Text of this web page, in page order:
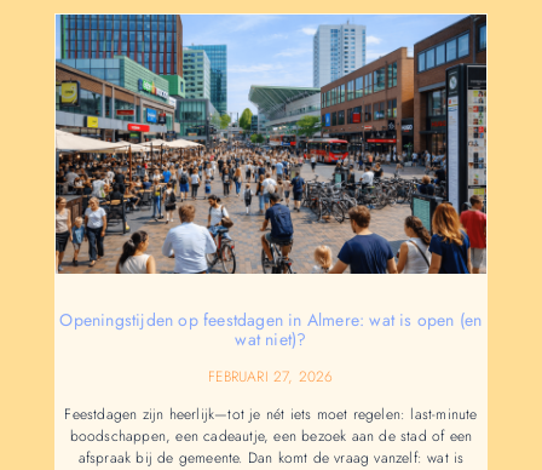
Openingstijden op feestdagen in Almere: wat is open (en
wat niet)?
FEBRUARI 27, 2026
Feestdagen zijn heerlijk—tot je nét iets moet regelen: last-minute
boodschappen, een cadeautje, een bezoek aan de stad of een
afspraak bij de gemeente. Dan komt de vraag vanzelf: wat is